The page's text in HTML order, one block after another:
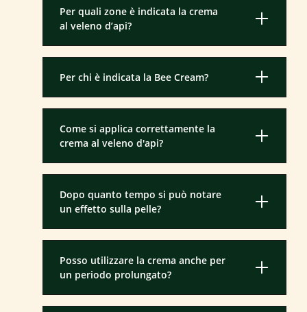
Per quali zone è indicata la crema
al veleno d’api?
Per chi è indicata la Bee Cream?
Come si applica correttamente la
crema al veleno d'api?
Dopo quanto tempo si può notare
un effetto sulla pelle?
Posso utilizzare la crema anche per
un periodo prolungato?